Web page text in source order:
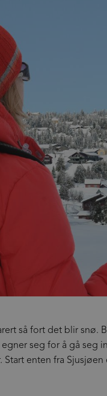
så fort det blir snø.
egner seg for å gå
Start enten fra